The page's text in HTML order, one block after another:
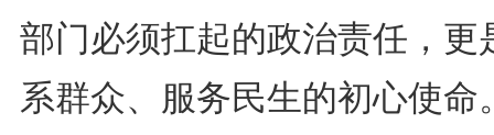
部门必须扛起的政治责任，更
系群众、服务民生的初心使命